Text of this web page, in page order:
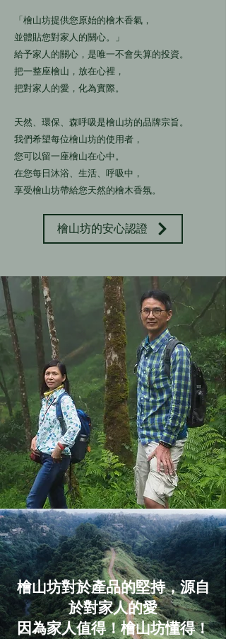
「檜山坊提供您原始的檜木香氣，
並體貼您對家人的關心。」
給予家人的關心，是唯一不會失算的投資。
把一整座檜山，放在心裡，
把對家人的愛，化為實際。
天然、環保、森呼吸是檜山坊的品牌宗旨。
我們希望每位檜山坊的使用者，
您可以留一座檜山在心中。
在您每日沐浴、生活、呼吸中，
享受檜山坊帶給您天然的檜木香氛。
檜山坊的安心認證
檜山坊對於產品的堅持，源自
於對家人的愛
因為家人值得！檜山坊懂得！